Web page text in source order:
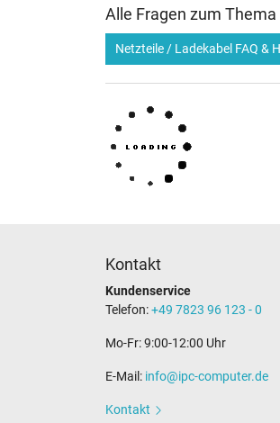
Alle Fragen zum
Netzteile / Ladekabel FAQ &
Kontakt
Kundenservice
Telefon:+49 7823 96 123 - 0
Mo-Fr: 9:00-12:00 Uhr
E-Mail: info@ipc-computer.de
Kontakt